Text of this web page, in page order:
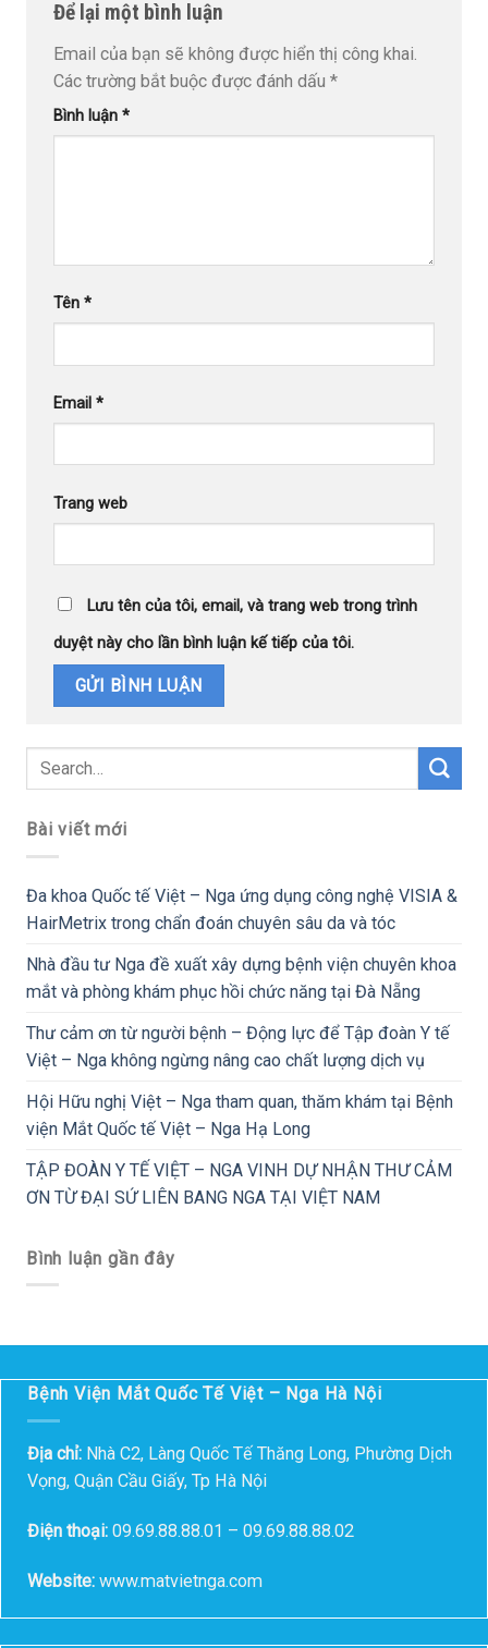
Để lại một bình luận
Email của bạn sẽ không được hiển thị công khai.
Các trường bắt buộc được đánh dấu *
Bình luận *
Tên *
Email *
Trang web
Lưu tên của tôi, email, và trang web trong trình
duyệt này cho lần bình luận kế tiếp của tôi.
Bài viết mới
Đa khoa Quốc tế Việt – Nga ứng dụng công nghệ VISIA &
HairMetrix trong chẩn đoán chuyên sâu da và tóc
Nhà đầu tư Nga đề xuất xây dựng bệnh viện chuyên khoa
mắt và phòng khám phục hồi chức năng tại Đà Nẵng
Thư cảm ơn từ người bệnh – Động lực để Tập đoàn Y tế
Việt – Nga không ngừng nâng cao chất lượng dịch vụ
Hội Hữu nghị Việt – Nga tham quan, thăm khám tại Bệnh
viện Mắt Quốc tế Việt – Nga Hạ Long
TẬP ĐOÀN Y TẾ VIỆT – NGA VINH DỰ NHẬN THƯ CẢM
ƠN TỪ ĐẠI SỨ LIÊN BANG NGA TẠI VIỆT NAM
Bình luận gần đây
Bệnh Viện Mắt Quốc Tế Việt – Nga Hà Nội
Địa chỉ: Nhà C2, Làng Quốc Tế Thăng Long, Phường Dịch
Vọng, Quận Cầu Giấy, Tp Hà Nội
Điện thoại: 09.69.88.88.01 – 09.69.88.88.02
Website: www.matvietnga.com